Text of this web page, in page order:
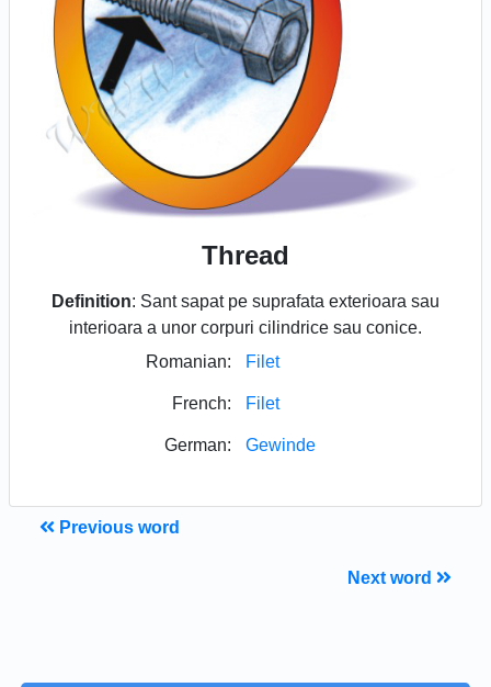
Thread
Definition: Sant sapat pe suprafata exterioara sau
interioara a unor corpuri cilindrice sau conice.
Romanian:
Filet
French: Filet
German: Gewinde
Previous word
Next word